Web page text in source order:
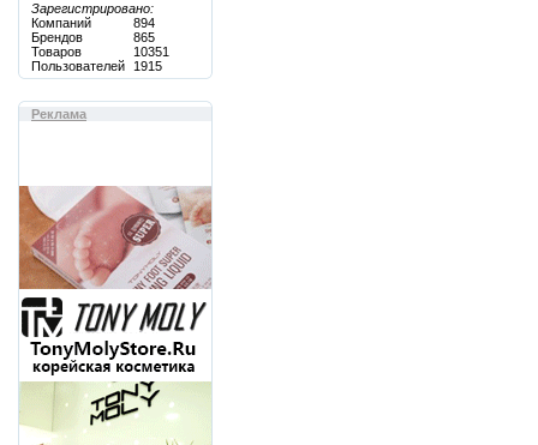
Зарегистрировано:
Компаний
894
Брендов
865
Товаров
10351
Пользователей
1915
Реклама